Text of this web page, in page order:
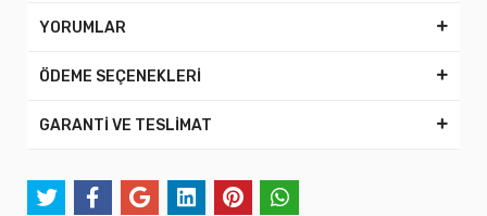
YORUMLAR
ÖDEME SEÇENEKLERİ
GARANTİ VE TESLİMAT